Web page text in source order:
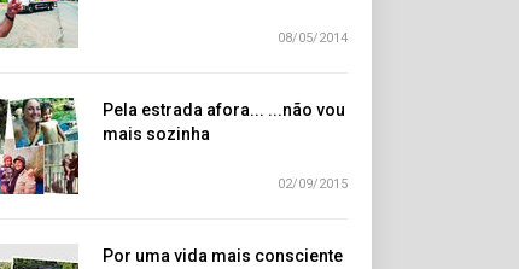
08/05/2014
Pela estrada afora... ...não vou
mais sozinha
02/09/2015
Por uma vida mais consciente